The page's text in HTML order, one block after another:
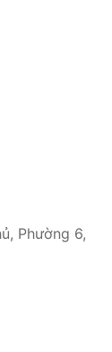
Phường 6,